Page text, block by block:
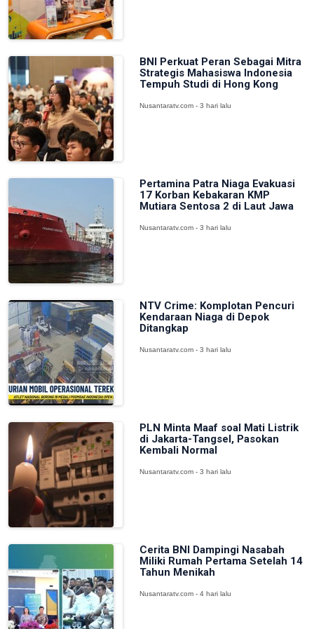
BNI Perkuat Peran Sebagai Mitra
Strategis Mahasiswa Indonesia
Tempuh Studi di Hong Kong
Nusantaratv.com - 3 hari lalu
Pertamina Patra Niaga Evakuasi
17 Korban Kebakaran KMP
Mutiara Sentosa 2 di Laut Jawa
Nusantaratv.com - 3 hari lalu
NTV Crime: Komplotan Pencuri
Kendaraan Niaga di Depok
Ditangkap
Nusantaratv.com - 3 hari lalu
PLN Minta Maaf soal Mati Listrik
di Jakarta-Tangsel, Pasokan
Kembali Normal
Nusantaratv.com - 3 hari lalu
Cerita BNI Dampingi Nasabah
Miliki Rumah Pertama Setelah 14
Tahun Menikah
Nusantaratv.com - 4 hari lalu